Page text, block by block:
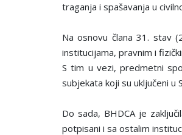
traganja i spašavanja u
Na osnovu člana 31. stav
institucijama, pravnim i
S tim u vezi, predmetni
subjekata koji su uključeni u
Do sada, BHDCA je
potpisani i sa ostalim